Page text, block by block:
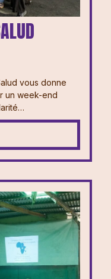
vous donne
un week-end